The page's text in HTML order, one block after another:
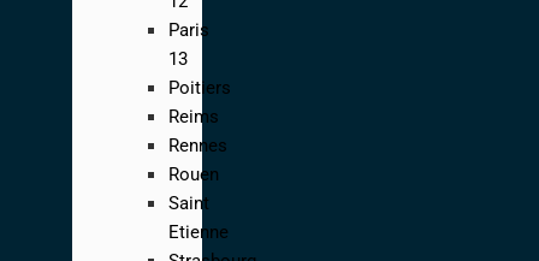
Paris
13
Poitiers
Reims
Rennes
Rouen
Saint
Etienne